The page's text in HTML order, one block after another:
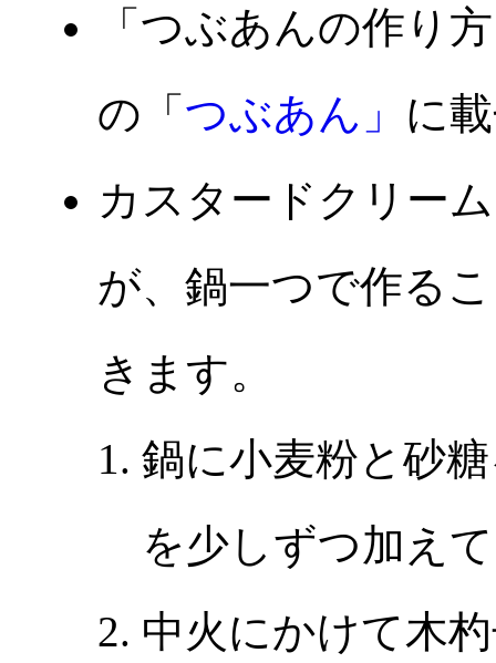
「つぶあんの作り
の「 つぶあん」 に
カスタードクリー
が、鍋一つで作る
きます。
鍋に小麦粉と砂
を少しずつ加え
中火にかけて木